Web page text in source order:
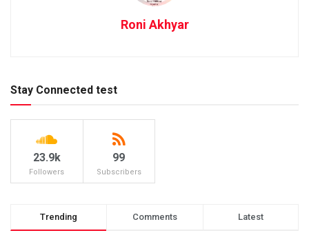
Roni Akhyar
Stay Connected test
23.9k
Followers
99
Subscribers
Trending Comments Latest